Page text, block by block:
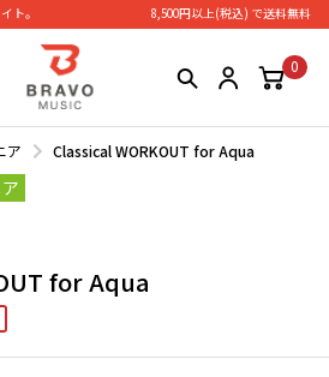
ト。 8,500円以上(税込) で送料無料
0
ア Classical WORKOUT for Aqua
for Aqua